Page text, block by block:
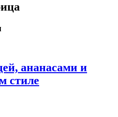
ананасами и
стиле